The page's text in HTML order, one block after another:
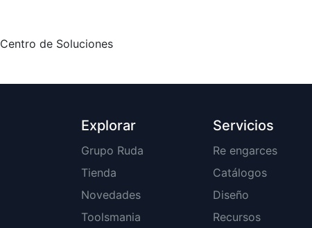
Centro de Soluciones
Explorar
Grupo Ruda
Tienda
Novedades
Toolsmania
Servicios
Re engarces
Catálogos
Diseño
Recursos